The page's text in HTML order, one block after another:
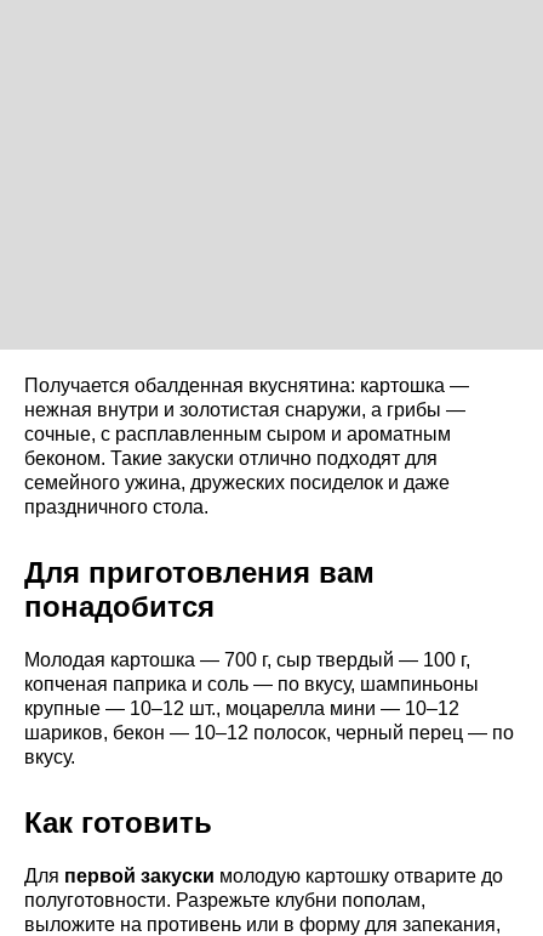
Получается обалденная вкуснятина: картошка —
нежная внутри и золотистая снаружи, а грибы —
сочные, с расплавленным сыром и ароматным
беконом. Такие закуски отлично подходят для
семейного ужина, дружеских посиделок и даже
праздничного стола.
Для приготовления вам
понадобится
Молодая картошка — 700 г, сыр твердый — 100 г,
копченая паприка и соль — по вкусу, шампиньоны
крупные — 10–12 шт., моцарелла мини — 10–12
шариков, бекон — 10–12 полосок, черный перец — по
вкусу.
Как готовить
Для первой закуски молодую картошку отварите до
полуготовности. Разрежьте клубни пополам,
выложите на противень или в форму для запекания,